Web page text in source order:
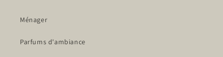
Ménager
Parfums d'ambiance